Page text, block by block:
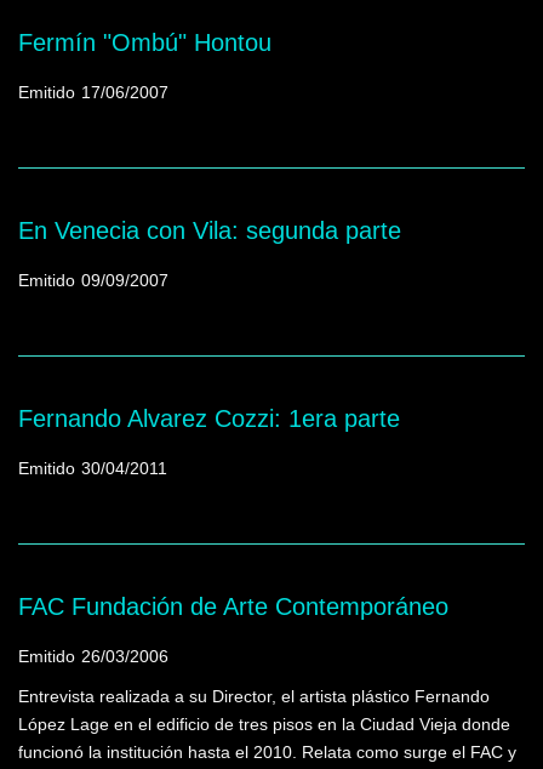
Fermín "Ombú" Hontou
Emitido 17/06/2007
En Venecia con Vila: segunda parte
Emitido 09/09/2007
Fernando Alvarez Cozzi: 1era parte
Emitido 30/04/2011
FAC Fundación de Arte Contemporáneo
Emitido 26/03/2006
Entrevista realizada a su Director, el artista plástico Fernando
López Lage en el edificio de tres pisos en la Ciudad Vieja donde
funcionó la institución hasta el 2010. Relata como surge el FAC y